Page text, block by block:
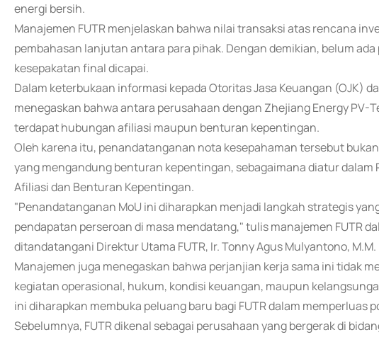
energi bersih.
Manajemen FUTR menjelaskan bahwa nilai transaksi atas rencana
pembahasan lanjutan antara para pihak. Dengan demikian, belum
kesepakatan final dicapai.
Dalam keterbukaan informasi kepada Otoritas Jasa Keuangan (OJK)
menegaskan bahwa antara perusahaan dengan Zhejiang Energy
terdapat hubungan afiliasi maupun benturan kepentingan.
Oleh karena itu, penandatanganan nota kesepahaman tersebut
yang mengandung benturan kepentingan, sebagaimana diatur dalam
Afiliasi dan Benturan Kepentingan.
"Penandatanganan MoU ini diharapkan menjadi langkah strategis
pendapatan perseroan di masa mendatang," tulis manajemen FUTR
ditandatangani Direktur Utama FUTR, Ir. Tonny Agus Mulyantono, M.M.
Manajemen juga menegaskan bahwa perjanjian kerja sama ini tidak
kegiatan operasional, hukum, kondisi keuangan, maupun
ini diharapkan membuka peluang baru bagi FUTR dalam memperluas
Sebelumnya, FUTR dikenal sebagai perusahaan yang bergerak di